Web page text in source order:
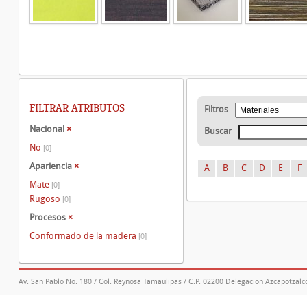
Filtros
Buscar
A B C D E F
FILTRAR ATRIBUTOS
Nacional ×
No [0]
Apariencia ×
Mate [0]
Rugoso [0]
Procesos ×
Conformado de la madera [0]
Av. San Pablo No. 180 / Col. Reynosa Tamaulipas / C.P. 02200 Delegación